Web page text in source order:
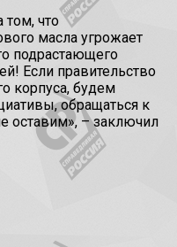
что
масла угрожает
подрастающего
Если правительство
корпуса, будем
обращаться к
оставим», – заключил